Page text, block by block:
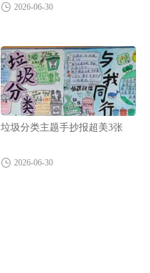
2026-06-30
垃圾分类主题手抄报超美3张
2026-06-30